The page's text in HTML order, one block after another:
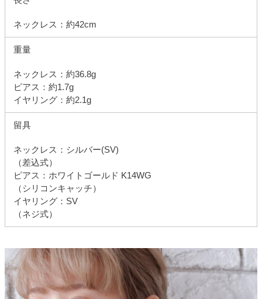
ネックレス：約42cm
重量
ネックレス：約36.8g
ピアス：約1.7g
イヤリング：約2.1g
留具
ネックレス：シルバー(SV)
（差込式）
ピアス：ホワイトゴールド K14WG
（シリコンキャッチ）
イヤリング：SV
（ネジ式）